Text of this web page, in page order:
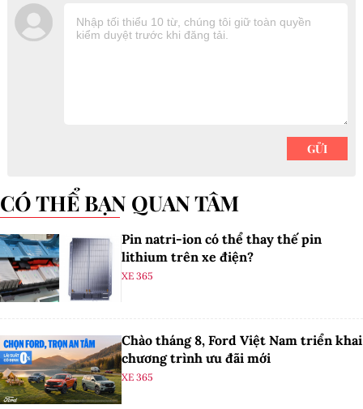
CÓ THỂ BẠN QUAN TÂM
Pin natri-ion có thể thay thế pin
lithium trên xe điện?
XE 365
Chào tháng 8, Ford Việt Nam triển khai
chương trình ưu đãi mới
XE 365